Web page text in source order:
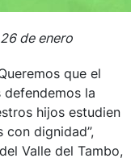
de enero
que el
la
hijos estudien
dignidad”,
Valle del Tambo,